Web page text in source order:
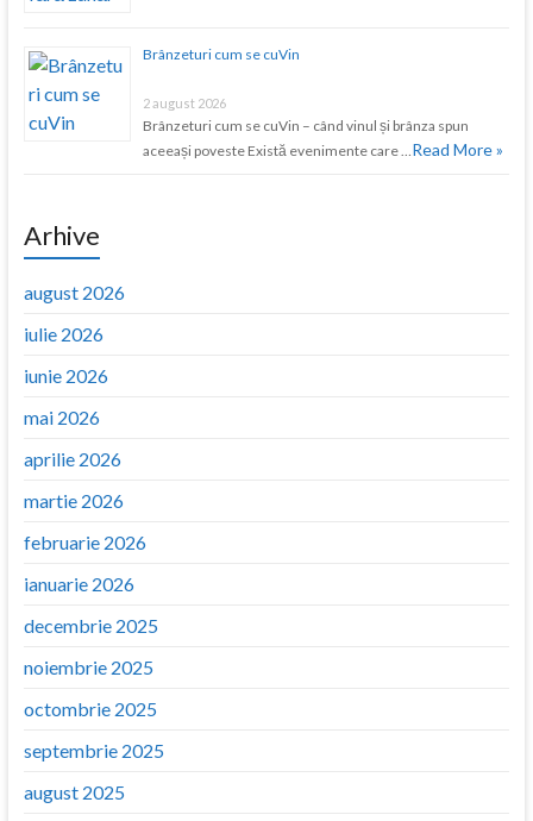
Brânzeturi cum se cuVin
2 august 2026
Brânzeturi cum se cuVin – când vinul și brânza spun
aceeași poveste Există evenimente care …Read More »
Arhive
august 2026
iulie 2026
iunie 2026
mai 2026
aprilie 2026
martie 2026
februarie 2026
ianuarie 2026
decembrie 2025
noiembrie 2025
octombrie 2025
septembrie 2025
august 2025